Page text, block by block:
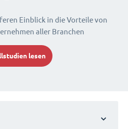
Einblick in die Vorteile von
aller Branchen
lesen